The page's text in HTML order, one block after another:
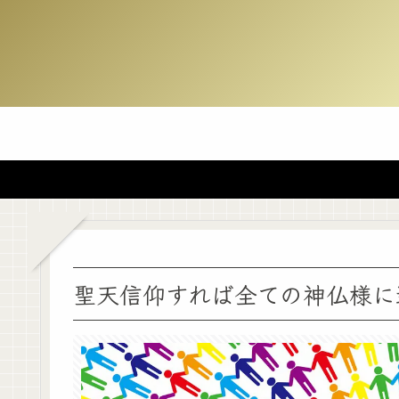
聖天信仰すれば全ての神仏様